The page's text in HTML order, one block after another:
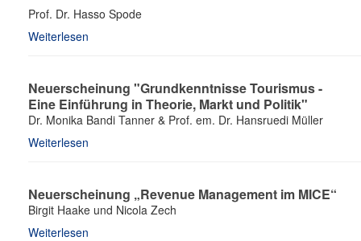
Prof. Dr. Hasso Spode
Weiterlesen
Neuerscheinung "Grundkenntnisse Tourismus -
Eine Einführung in Theorie, Markt und Politik"
Dr. Monika Bandi Tanner & Prof. em. Dr. Hansruedi Müller
Weiterlesen
Neuerscheinung „Revenue Management im MICE“
Birgit Haake und Nicola Zech
Weiterlesen